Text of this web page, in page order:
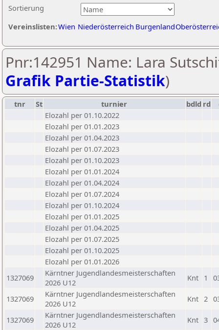
Sortierung
Vereinslisten:Wien Niederösterreich Burgenland
Pnr:142951 Name: Lara
Grafik Partie-Statistik)
tnr St turnier bdld rd
Elozahl per 01.10.2022
Elozahl per 01.01.2023
Elozahl per 01.04.2023
Elozahl per 01.07.2023
Elozahl per 01.10.2023
Elozahl per 01.01.2024
Elozahl per 01.04.2024
Elozahl per 01.07.2024
Elozahl per 01.10.2024
Elozahl per 01.01.2025
Elozahl per 01.04.2025
Elozahl per 01.07.2025
Elozahl per 01.10.2025
Elozahl per 01.01.2026
1327069
Kärntner Jugendlandesmeisterschaften
2026 U12
Knt 1
1327069
Kärntner Jugendlandesmeisterschaften
2026 U12
Knt 2
1327069
Kärntner Jugendlandesmeisterschaften
2026 U12
Knt 3